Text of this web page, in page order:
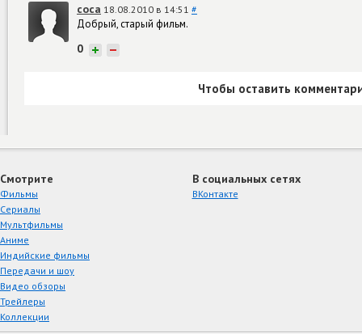
coca 18.08.2010 в 14:51 #
Добрый, старый фильм.
0 + −
Чтобы оставить
Смотрите
Фильмы
Сериалы
Мультфильмы
Аниме
Индийские фильмы
Передачи и шоу
Видео обзоры
Трейлеры
Коллекции
В социальных сетях
ВКонтакте